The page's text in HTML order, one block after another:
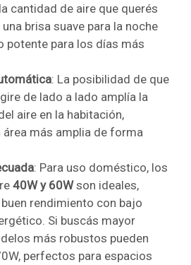
cantidad de aire que querés
brisa suave para la noche
potente para los días más
: La posibilidad de que
de lado a lado amplía la
aire en la habitación,
área más amplia de forma
: Para uso doméstico, los
40W y 60Wson ideales,
rendimiento con bajo
Si buscás mayor
más robustos pueden
perfectos para espacios